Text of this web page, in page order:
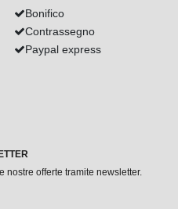
Bonifico
Contrassegno
Paypal express
nostre offerte tramite newsletter.